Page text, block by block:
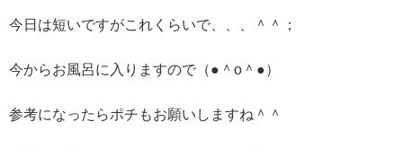
今日は短いですがこれくらいで、、、＾＾；
今からお風呂に入りますので（●＾o＾●）
参考になったらポチもお願いしますね＾＾